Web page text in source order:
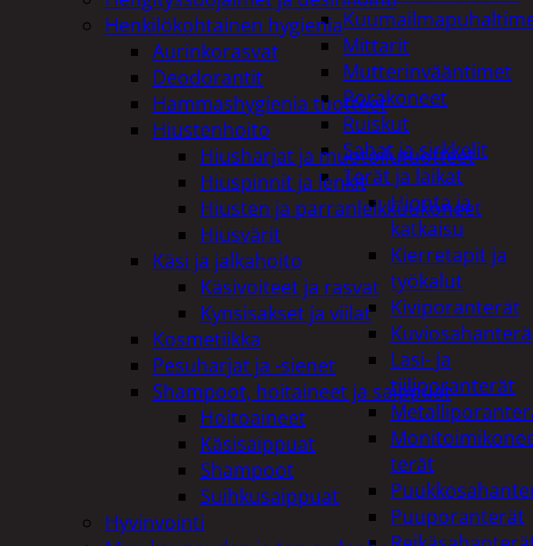
Mittarit
Mutterinvääntimet
Porakoneet
Ruiskut
Sahat ja sirkkelit
Terät ja laikat
Hionta ja
katkaisu
Kierretapit ja
työkalut
Kiviporanterät
Kuviosahanterä
Lasi- ja
tiiliporanterät
terät
Puuporanterät
Henkilökohtainen hygienia
Aurinkorasvat
Deodorantit
Hammashygienia tuotteet
Hiustenhoito
Hiusharjat ja muotoilutuotteet
Hiuspinnit ja lenkit
Hiusten ja parranleikkuukoneet
Hiusvärit
Käsi ja jalkahoito
Käsivoiteet ja rasvat
Kynsisakset ja viilat
Kosmetiikka
Pesuharjat ja -sienet
Shampoot, hoitaineet ja saippuat
Hoitoaineet
Käsisaippuat
Shampoot
Suihkusaippuat
Hyvinvointi